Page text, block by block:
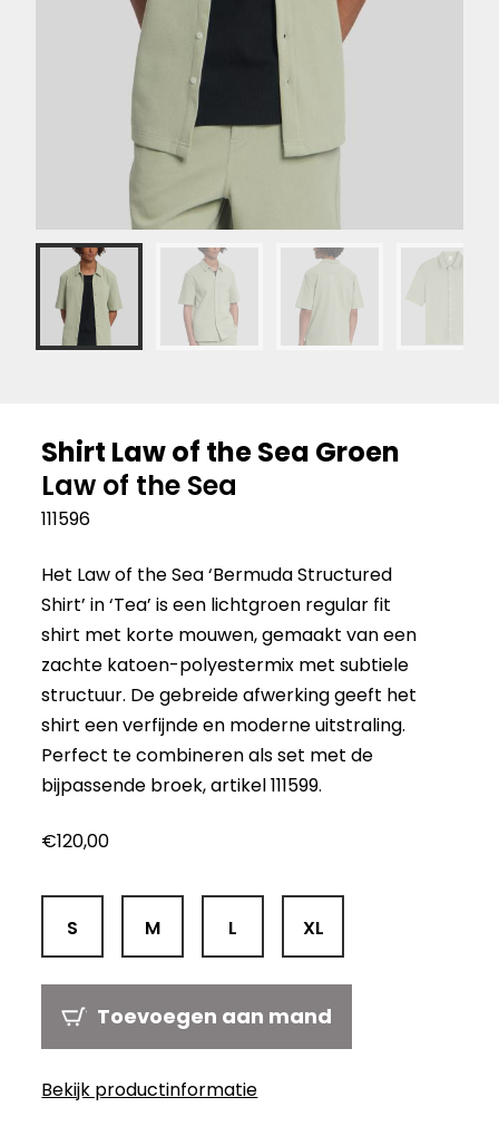
Shirt Law of the Sea Groen
Law of the Sea
111596
Het Law of the Sea ‘Bermuda Structured
Shirt’ in ‘Tea’ is een lichtgroen regular fit
shirt met korte mouwen, gemaakt van een
zachte katoen-polyestermix met subtiele
structuur. De gebreide afwerking geeft het
shirt een verfijnde en moderne uitstraling.
Perfect te combineren als set met de
bijpassende broek, artikel 111599.
€120,00
S M L XL
Toevoegen aan mand
Bekijk productinformatie